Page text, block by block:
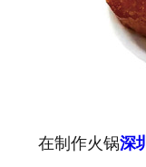
在制作火锅深